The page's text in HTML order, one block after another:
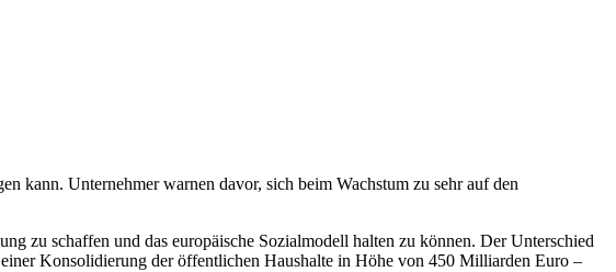
kann. Unternehmer warnen davor, sich beim Wachstum zu sehr auf den
zu schaffen und das europäische Sozialmodell halten zu können. Der Unterschied
Konsolidierung der öffentlichen Haushalte in Höhe von 450 Milliarden Euro –